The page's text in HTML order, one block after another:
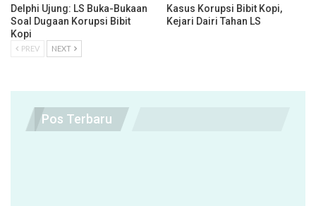
Delphi Ujung: LS Buka-Bukaan
Soal Dugaan Korupsi Bibit
Kopi
Kasus Korupsi Bibit Kopi,
Kejari Dairi Tahan LS
PREV NEXT
Pos Terbaru